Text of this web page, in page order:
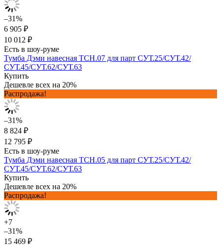
–31%
6 905 ₽
10 012 ₽
Есть в шоу-руме
Тумба Дэми навесная ТСН.07 для парт СУТ.25/СУТ.42/
СУТ.45/СУТ.62/СУТ.63
Купить
Дешевле всех на 20%
Распродажа!
–31%
8 824 ₽
12 795 ₽
Есть в шоу-руме
Тумба Дэми навесная ТСН.05 для парт СУТ.25/СУТ.42/
СУТ.45/СУТ.62/СУТ.63
Купить
Дешевле всех на 20%
Распродажа!
+7
–31%
15 469 ₽